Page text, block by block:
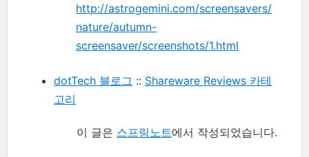
http://astrogemini.com/screensavers/
nature/autumn-
screensaver/screenshots/1.html
dotTech 블로그 :: Shareware Reviews 카테
고리
이 글은 스프링노트에서 작성되었습니다.